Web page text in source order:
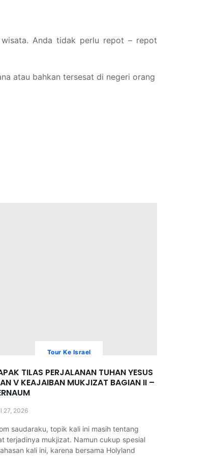
Anda tidak perlu repot – repot
atau bahkan tersesat di negeri orang
Tour Ke Israel
TILAS PERJALANAN TUHAN YESUS
V KEAJAIBAN MUKJIZAT BAGIAN II –
27, 2026
saudaraku, topik kali ini masih tentang
terjadinya mukjizat. Namun cukup spesial
kali ini, karena bersama Holyland